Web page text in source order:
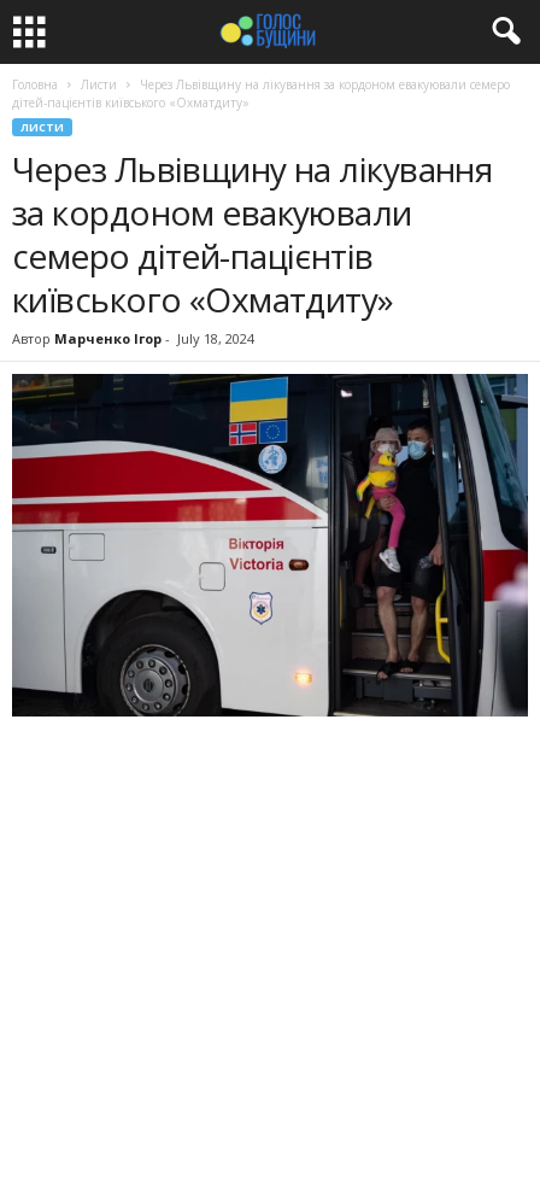
Головна Листи
Через Львівщину на лікування за кордоном евакуювали семеро
дітей-пацієнтів київського «Охматдиту»
ЛИСТИ
Через Львівщину на лікування
за кордоном евакуювали
семеро дітей-пацієнтів
київського «Охматдиту»
Автор Марченко Ігор - July 18, 2024